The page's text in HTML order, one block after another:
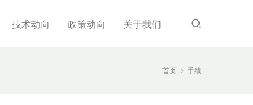
技术动向 政策动向 关于我们
首页 手续